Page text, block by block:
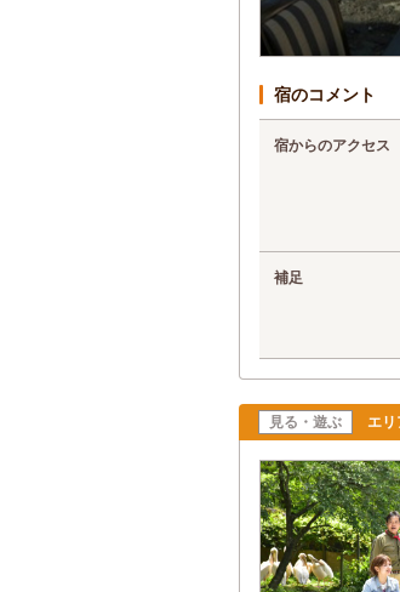
宿のコメント
宿からのアクセス
補足
見る・遊ぶ エリ